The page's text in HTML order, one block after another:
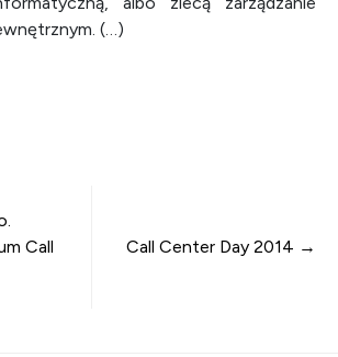
(…)
wpisu
Call
Call Center Day 2014